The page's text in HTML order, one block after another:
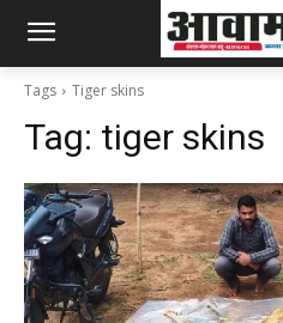
Tags Tiger skins
Tag: tiger skins